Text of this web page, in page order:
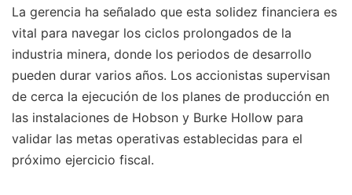
La gerencia ha señalado que esta solidez financiera es
vital para navegar los ciclos prolongados de la
industria minera, donde los periodos de desarrollo
pueden durar varios años. Los accionistas supervisan
de cerca la ejecución de los planes de producción en
las instalaciones de Hobson y Burke Hollow para
validar las metas operativas establecidas para el
próximo ejercicio fiscal.